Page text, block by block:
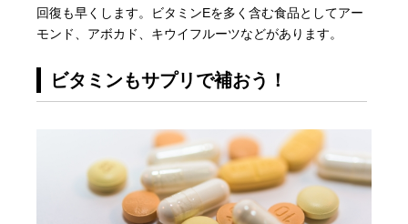
回復も早くします。ビタミンEを多く含む食品としてアー
モンド、アボカド、キウイフルーツなどがあります。
ビタミンもサプリで補おう！